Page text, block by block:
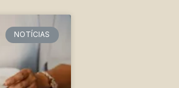
NOTÍCIAS